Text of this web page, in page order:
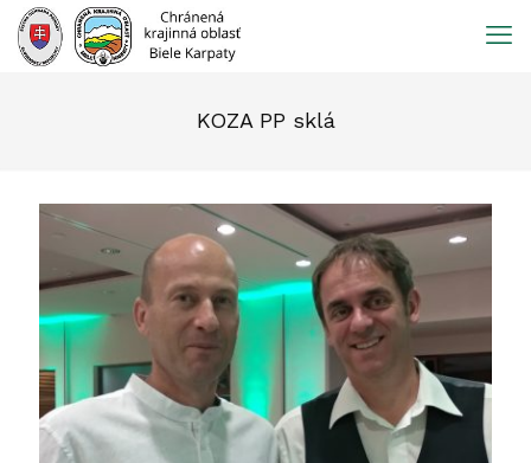
Prejsť
obsah
KOZA PP sklá